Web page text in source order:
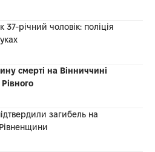
37-річний чоловік: поліція
смерті на Вінниччині
загибель на